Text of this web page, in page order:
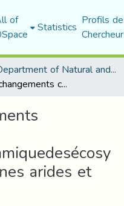
of Statistics Profils
Department of Natural and Life Sciences
Impact des changements climatiques sur la biodiversitéetladynamiquedesécosystèmes dans les zones arides et semi-arides
arides et